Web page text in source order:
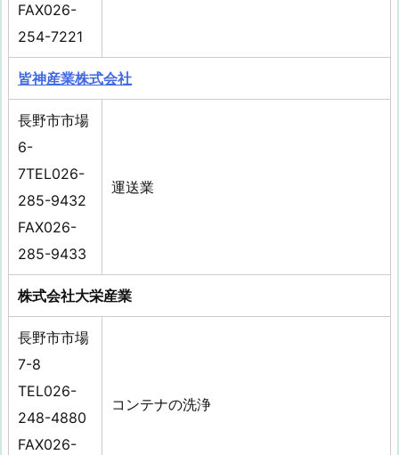
FAX026-
254-7221
皆神産業株式会社
長野市市場
6-
7TEL026-
285-9432
FAX026-
285-9433
運送業
株式会社大栄産業
長野市市場
7-8
TEL026-
248-4880
FAX026-
コンテナの洗浄